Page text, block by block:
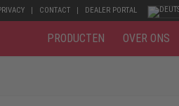
CONTACT DEALER PORTAL
PRODUCTEN OVER ONS